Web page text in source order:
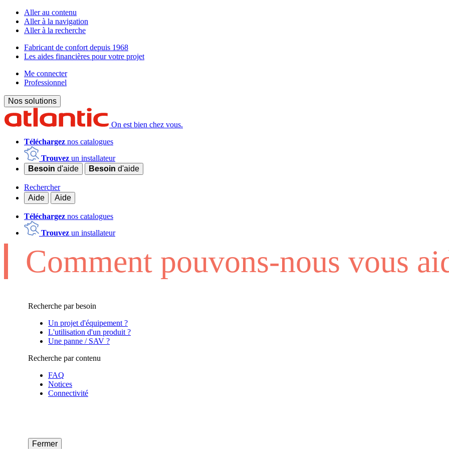
Aller au contenu
Aller à la navigation
Aller à la recherche
Fabricant de confort depuis 1968
Les aides financières pour votre projet
Me connecter
Professionnel
Nos solutions
On est bien chez vous.
Téléchargez nos catalogues
Trouvez un installateur
Besoin d'aide Besoin d'aide
Rechercher
Aide
Aide
Téléchargez nos catalogues
Trouvez un installateur
Comment pouvons-nous vous
Recherche par besoin
Un projet d'équipement ?
L'utilisation d'un produit ?
Une panne / SAV ?
Recherche par contenu
FAQ
Notices
Connectivité
Fermer